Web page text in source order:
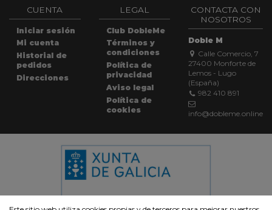
CUENTA
Iniciar sesión
Mi cuenta
Historial de
pedidos
Direcciones
LEGAL
Club DobleMe
Términos y
condiciones
Política de
privacidad
Aviso legal
Política de
cookies
CONTACTA CON
NOSOTROS
Doble M
Calle Comercio, 7
27400 Monforte de
Lemos - Lugo
(España)
982 410 891
info@dobleme.online